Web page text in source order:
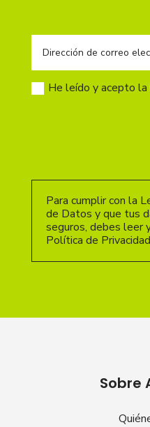
He leído y acepto la
Para cumplir con la
de Datos y que tus
seguros, debes leer
Política de Privacidad
Sobre